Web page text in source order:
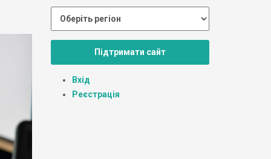
Підтримати сайт
Вхід
Реєстрація